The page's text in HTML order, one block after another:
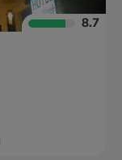
8.7